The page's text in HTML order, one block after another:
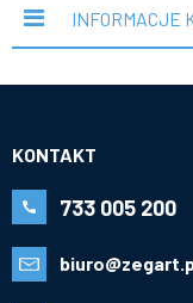
INFORMACJE
KONTAKT
733 005 200